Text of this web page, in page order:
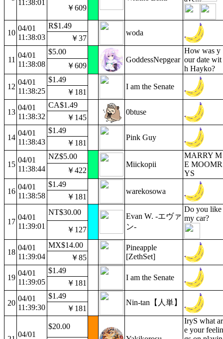
11:38:01
￥609
10
04/01
11:38:03
R$1.49
woda
￥37
11
04/01
11:38:08
$5.00
GoddessNepgear
How was y
our date wit
h Hayko?
￥609
12
04/01
11:38:25
$1.49
I am the Senate
￥181
13
04/01
11:38:32
CA$1.49
0btuse
￥145
14
04/01
11:38:43
$1.49
Pink Guy
￥181
15
04/01
11:38:44
NZ$5.00
Miickopii
MARRY M
E MOOMR
YS
￥422
16
04/01
11:38:58
$1.49
warekosowa
￥181
17
04/01
11:39:01
NT$30.00
Evan W. -エヴァ
ン-
Do you like
my car?
￥127
18
04/01
11:39:04
MX$14.00
Pineapple
[ZethSet]
￥85
19
04/01
11:39:05
$1.49
I am the Senate
￥181
20
04/01
11:39:30
$1.49
Nin-tan【人単】
￥181
04/01
$20.00
IryS what ar
e your feelin